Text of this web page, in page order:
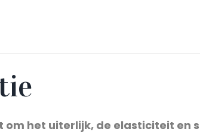
het uiterlijk, de elasticiteit en